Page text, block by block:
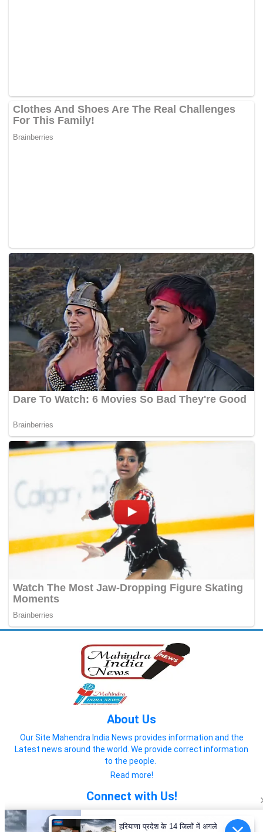
About Us
Our Site Mahendra India News provides information and the
Latest news around the world. We provide correct information
to the people.
Read more!
Connect with Us!
हरियाणा प्रदेश के 14 जिलों में अगले